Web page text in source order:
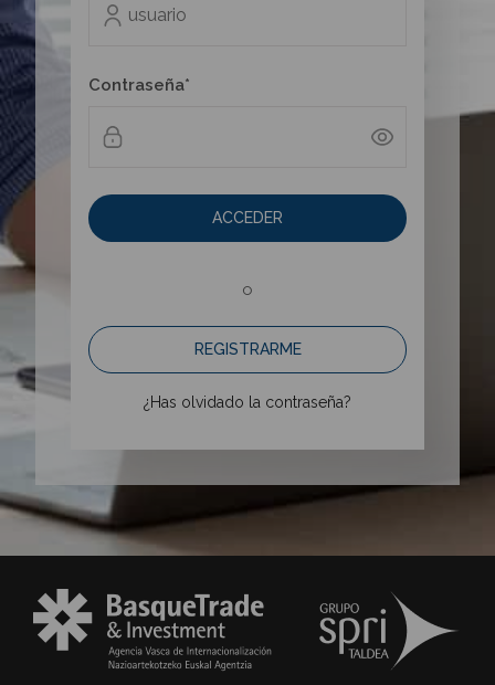
Contraseña*
ACCEDER
o
REGISTRARME
¿Has olvidado la contraseña?